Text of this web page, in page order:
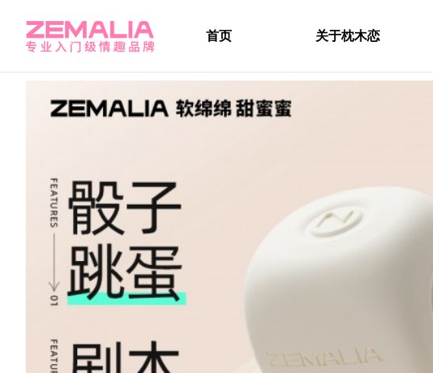
首页 关于枕木恋